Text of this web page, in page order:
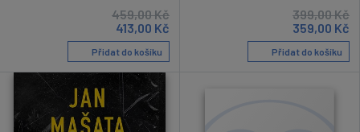
459,00Kč
413,00 Kč
Přidat do košíku
399,00Kč
359,00 Kč
Přidat do košíku